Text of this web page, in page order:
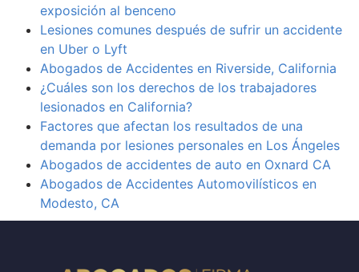
exposición al benceno
Lesiones comunes después de sufrir un accidente
en Uber o Lyft
Abogados de Accidentes en Riverside, California
¿Cuáles son los derechos de los trabajadores
lesionados en California?
Factores que afectan los resultados de una
demanda por lesiones personales en Los Ángeles
Abogados de accidentes de auto en Oxnard CA
Abogados de Accidentes Automovilísticos en
Modesto, CA